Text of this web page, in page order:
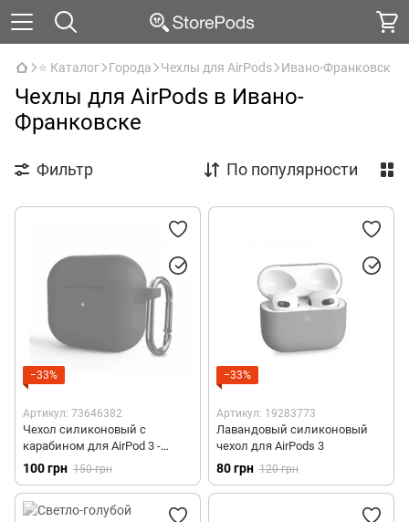
⭐ Каталог Города Чехлы для AirPods Ивано-Франковск
Чехлы для AirPods в Ивано-
Франковске
Фильтр По популярности
−33%
Артикул: 73646382
Чехол силиконовый с
карабином для AirPod 3 -
Темно-серый
100 грн 150 грн
−33%
Артикул: 19283773
Лавандовый силиконовый
чехол для AirPods 3
80 грн 120 грн